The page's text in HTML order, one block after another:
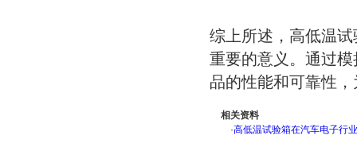
综上所述，高低温
重要的意义。通过
品的性能和可靠性
相关资料
·高低温试验箱在汽车电子行